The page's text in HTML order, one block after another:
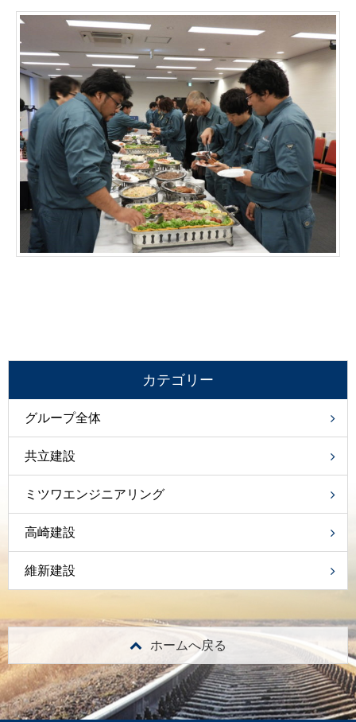
カテゴリー
グループ全体
共立建設
ミツワエンジニアリング
高崎建設
維新建設
ホームへ戻る